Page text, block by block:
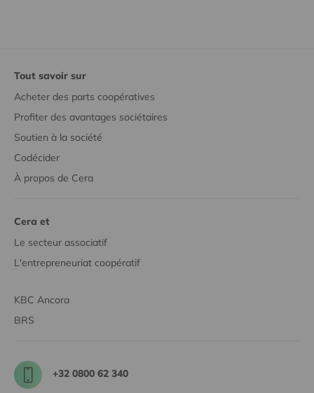
Tout savoir sur
Acheter des parts coopératives
Profiter des avantages sociétaires
Soutien à la société
Codécider
À propos de Cera
Cera et
Le secteur associatif
L'entrepreneuriat coopératif
KBC Ancora
BRS
+32 0800 62 340